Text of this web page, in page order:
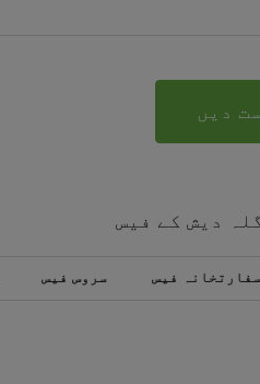
دیں
دیش کے فیس
سفارتخانہ فیس سروس فیس